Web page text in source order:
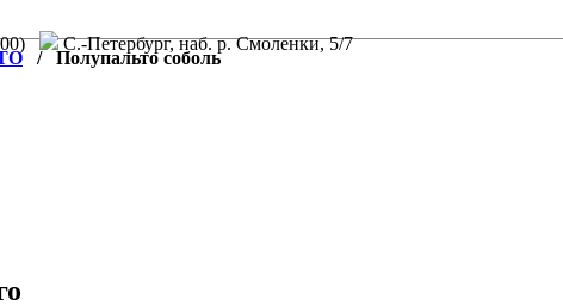
С.-Петербург, наб. р. Смоленки, 5/7
/ Полупальто соболь